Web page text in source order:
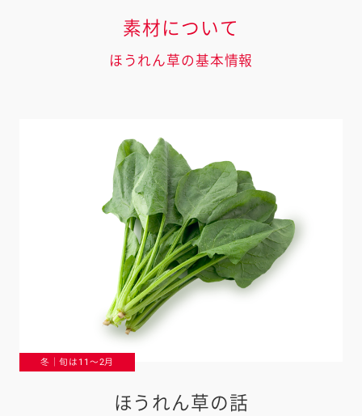
素材について
ほうれん草の基本情報
冬｜旬は11〜2月
ほうれん草の話